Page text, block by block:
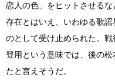
恋人の色」をヒットさせる
存在とはいえ、いわゆる歌
のとして受け止められた。
登用という意味では、後の
たと言えそうだ。